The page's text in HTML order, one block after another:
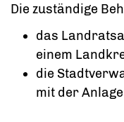
Die zuständige
das
einem
die
mit der